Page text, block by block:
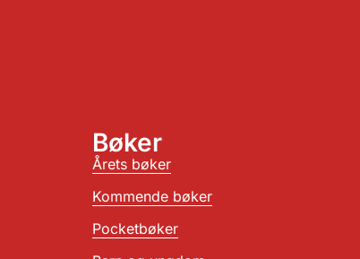
Bøker
Årets bøker
Kommende bøker
Pocketbøker